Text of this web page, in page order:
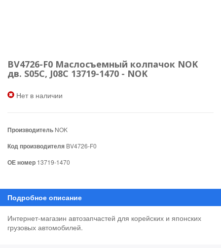
BV4726-F0 Маслосъемный колпачок NOK
дв. S05С, J08C 13719-1470 - NOK
Нет в наличии
Производитель NOK
Код производителя BV4726-F0
ОЕ номер 13719-1470
Интернет-магазин автозапчастей для корейских и японских
грузовых автомобилей.